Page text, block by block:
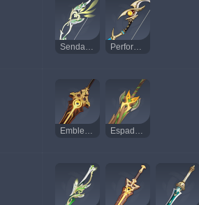
Senda de la Cazadora Perforaibis
Emblema del Mar de Juncos Espada Real del Bosque